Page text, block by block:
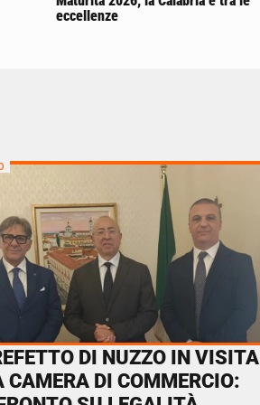
eccellenze
DI NUZZO IN VISITA
CAMERA DI COMMERCIO: